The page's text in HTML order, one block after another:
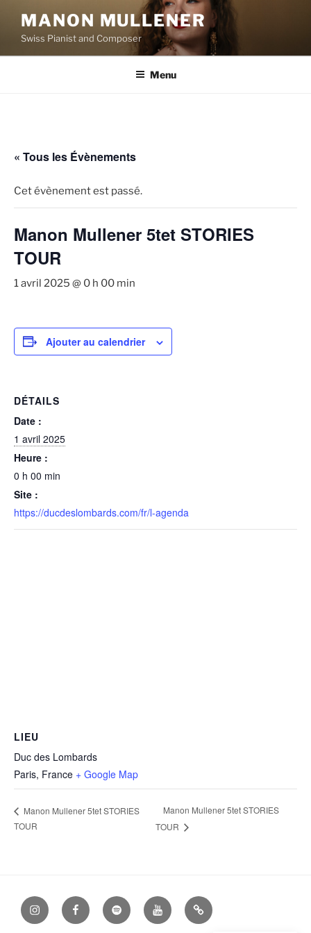
contenu
principal
MANON MULLENER
Swiss Pianist and Composer
Menu
« Tous les Évènements
Cet évènement est passé.
Manon Mullener 5tet STORIES
TOUR
1 avril 2025 @ 0 h 00 min
Ajouter au calendrier
DÉTAILS
Date :
1 avril 2025
Heure :
0 h 00 min
Site :
https://ducdeslombards.com/fr/l-agenda
LIEU
Duc des Lombards
Paris, France + Google Map
Manon Mullener 5tet STORIES
TOUR
Manon Mullener 5tet STORIES
TOUR
InstagramFacebookSpotify YouTubeApple
Music